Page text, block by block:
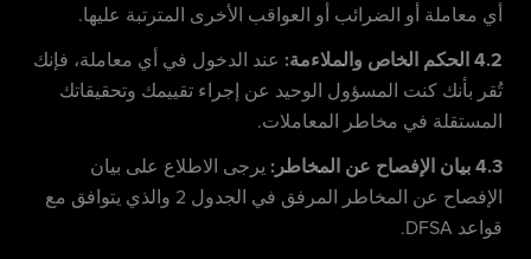
أي معاملة أو الضرائب أو العواقب الأخرى المترتبة عليها.
4.2 الحكم الخاص والملاءمة:
عند الدخول في أي معاملة، فإنك
تُقر بأنك كنت المسؤول الوحيد عن إجراء تقييمك وتحقيقاتك
المستقلة في مخاطر المعاملات.
4.3 بيان الإفصاح عن المخاطر:
يرجى الاطلاع على بيان
الإفصاح عن المخاطر المرفق في الجدول 2 والذي يتوافق مع
قواعد DFSA.